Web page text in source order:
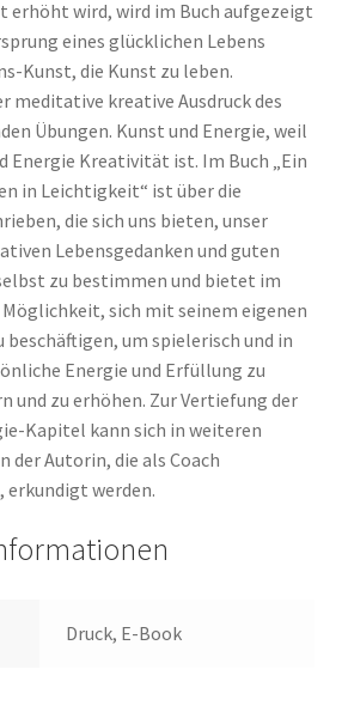
erhöht wird, wird im Buch aufgezeigt
eines glücklichen Lebens
Kunst, die Kunst zu leben.
meditative kreative Ausdruck des
Übungen. Kunst und Energie, weil
Energie Kreativität ist. Im Buch „Ein
in Leichtigkeit“ ist über die
die sich uns bieten, unser
Lebensgedanken und guten
zu bestimmen und bietet im
sich mit seinem eigenen
um spielerisch und in
Energie und Erfüllung zu
und zu erhöhen. Zur Vertiefung der
Kapitel kann sich in weiteren
der Autorin, die als Coach
werden.
Druck, E-Book